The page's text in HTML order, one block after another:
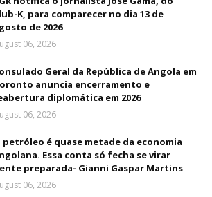
K, para comparecer no dia 13 de
de 2026
06, 2026
Geral da República de Angola em
anuncia encerramento e
diplomática em 2026
06, 2026
petróleo é quase metade da economia
Essa conta só fecha se virar
preparada- Gianni Gaspar Martins
06, 2026